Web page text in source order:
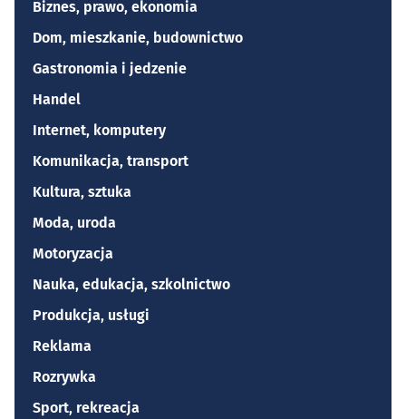
Biznes, prawo, ekonomia
Dom, mieszkanie, budownictwo
Gastronomia i jedzenie
Handel
Internet, komputery
Komunikacja, transport
Kultura, sztuka
Moda, uroda
Motoryzacja
Nauka, edukacja, szkolnictwo
Produkcja, usługi
Reklama
Rozrywka
Sport, rekreacja